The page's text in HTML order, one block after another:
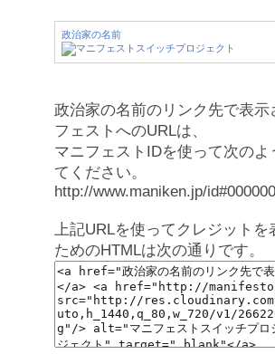
政治家の名前
政治家の名前のリンク先で表示
フェストへのURLは、
マニフェストIDを使って次のよ
てください。
http://www.maniken.jp/
上記URLを使ってクレジットを
ためのHTMLは次の通りです。